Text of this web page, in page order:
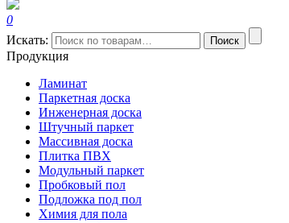
0
Искать:
Поиск
Продукция
Ламинат
Паркетная доска
Инженерная доска
Штучный паркет
Массивная доска
Плитка ПВХ
Модульный паркет
Пробковый пол
Подложка под пол
Химия для пола